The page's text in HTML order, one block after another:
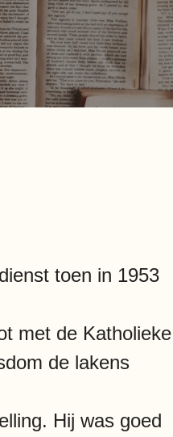
toen in 1953
met de Katholieke
de lakens
Hij was goed